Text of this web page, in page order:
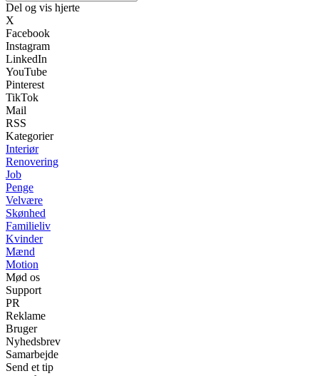
Del og vis hjerte
X
Facebook
Instagram
LinkedIn
YouTube
Pinterest
TikTok
Mail
RSS
Kategorier
Interiør
Renovering
Job
Penge
Velvære
Skønhed
Familieliv
Kvinder
Mænd
Motion
Mød os
Support
PR
Reklame
Bruger
Nyhedsbrev
Samarbejde
Send et tip